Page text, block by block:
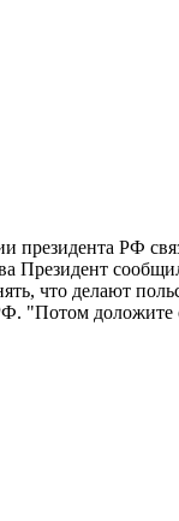
РФ
Президент
что делают
"Потом доложите